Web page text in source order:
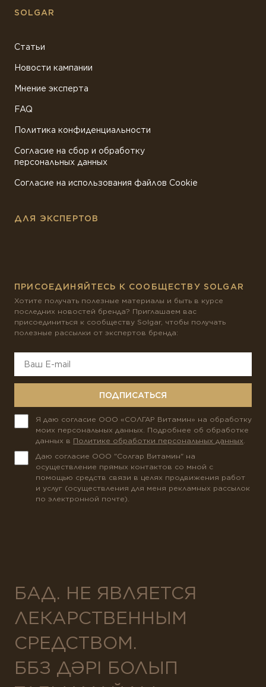
SOLGAR
Статьи
Новости кампании
Мнение эксперта
FAQ
Политика конфиденциальности
Согласие на сбор и обработку
персональных данных
Согласие на использования файлов Cookie
ДЛЯ ЭКСПЕРТОВ
ПРИСОЕДИНЯЙТЕСЬ К СООБЩЕСТВУ SOLGAR
Хотите получать полезные материалы и быть в курсе
последних новостей бренда? Приглашаем вас
присоединиться к сообществу Solgar, чтобы получать
полезные рассылки от экспертов бренда:
ПОДПИСАТЬСЯ
Я даю согласие ООО «СОЛГАР Витамин» на обработку
моих персональных данных. Подробнее об обработке
данных в Политике обработки персональных данных.
Даю согласие ООО "Солгар Витамин" на
осуществление прямых контактов со мной с
помощью средств связи в целях продвижения работ
и услуг (осуществления для меня рекламных рассылок
по электронной почте).
БАД. НЕ ЯВЛЯЕТСЯ
ЛЕКАРСТВЕННЫМ
СРЕДСТВОМ.
ББЗ ДӘРІ БОЛЫП